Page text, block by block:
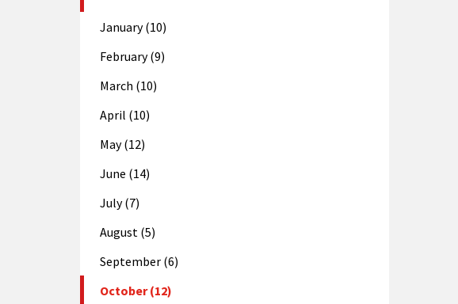
January (10)
February (9)
March (10)
April (10)
May (12)
June (14)
July (7)
August (5)
September (6)
October (12)